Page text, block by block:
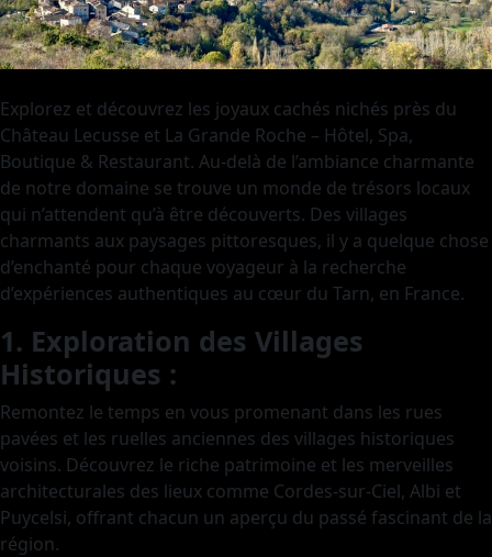
Explorez et découvrez les joyaux cachés nichés près du
Château Lecusse et La Grande Roche – Hôtel, Spa,
Boutique & Restaurant. Au-delà de l’ambiance charmante
de notre domaine se trouve un monde de trésors locaux
qui n’attendent qu’à être découverts. Des villages
charmants aux paysages pittoresques, il y a quelque chose
d’enchanté pour chaque voyageur à la recherche
d’expériences authentiques au cœur du Tarn, en France.
1. Exploration des Villages
Historiques :
Remontez le temps en vous promenant dans les rues
pavées et les ruelles anciennes des villages historiques
voisins. Découvrez le riche patrimoine et les merveilles
architecturales des lieux comme Cordes-sur-Ciel, Albi et
Puycelsi, offrant chacun un aperçu du passé fascinant de la
région.